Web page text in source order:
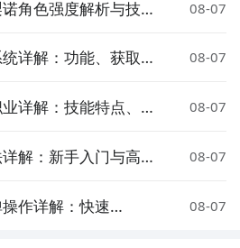
角色强度解析与技能
08-07
详解：功能、获取与
08-07
详解：技能特点、玩
08-07
解：新手入门与高阶
08-07
作详解：快速
08-07